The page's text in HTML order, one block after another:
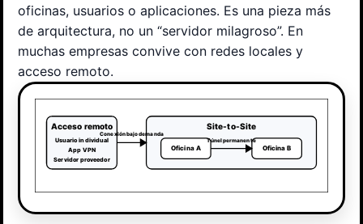
oficinas, usuarios o aplicaciones. Es una pieza más
de arquitectura, no un “servidor milagroso”. En
muchas empresas convive con redes locales y
acceso remoto.
Acceso remoto
Usuario individual
App VPN
Servidor proveedor
Site-to-Site
Oficina A Oficina B
Túnel permanente
Conexión bajo demanda